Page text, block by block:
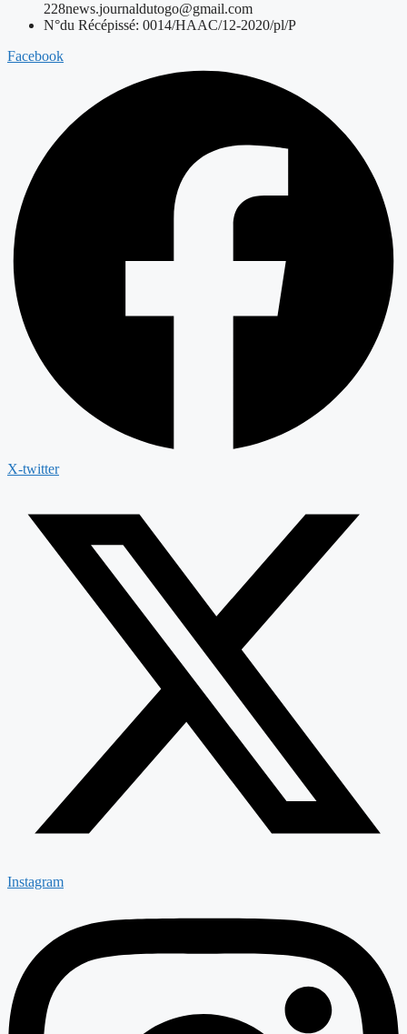
228news.journaldutogo@gmail.com
N°du Récépissé: 0014/HAAC/12-2020/pl/P
Facebook
X-twitter
Instagram